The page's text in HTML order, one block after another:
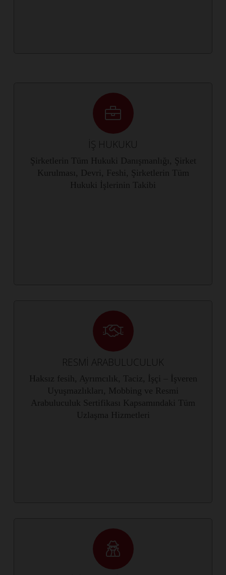
İŞ HUKUKU
Şirketlerin Tüm Hukuki Danışmanlığı, Şirket
Kurulması, Devri, Feshi, Şirketlerin Tüm
Hukuki İşlerinin Takibi
RESMİ ARABULUCULUK
Haksız fesih, Ayrımcılık, Taciz, İşçi – İşveren
Uyuşmazlıkları, Mobbing ve Resmi
Arabuluculuk Sertifikası Kapsamındaki Tüm
Uzlaşma Hizmetleri